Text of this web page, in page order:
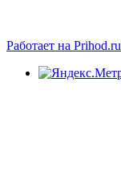
Работает на Prihod.ru